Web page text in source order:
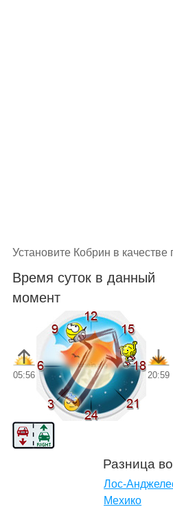
Установите Кобрин в
Время суток в данный
момент
05:56 20:59
Разница
Лос-
Мехико